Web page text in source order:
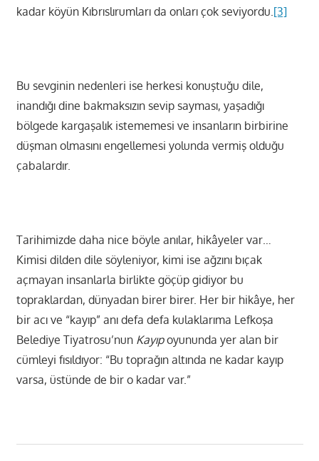
kadar köyün Kıbrıslırumları da onları çok seviyordu.[3]
Bu sevginin nedenleri ise herkesi konuştuğu dile,
inandığı dine bakmaksızın sevip sayması, yaşadığı
bölgede kargaşalık istememesi ve insanların birbirine
düşman olmasını engellemesi yolunda vermiş olduğu
çabalardır.
Tarihimizde daha nice böyle anılar, hikâyeler var…
Kimisi dilden dile söyleniyor, kimi ise ağzını bıçak
açmayan insanlarla birlikte göçüp gidiyor bu
topraklardan, dünyadan birer birer. Her bir hikâye, her
bir acı ve “kayıp” anı defa defa kulaklarıma Lefkoşa
Belediye Tiyatrosu’nun Kayıpoyununda yer alan bir
cümleyi fısıldıyor: “Bu toprağın altında ne kadar kayıp
varsa, üstünde de bir o kadar var.”